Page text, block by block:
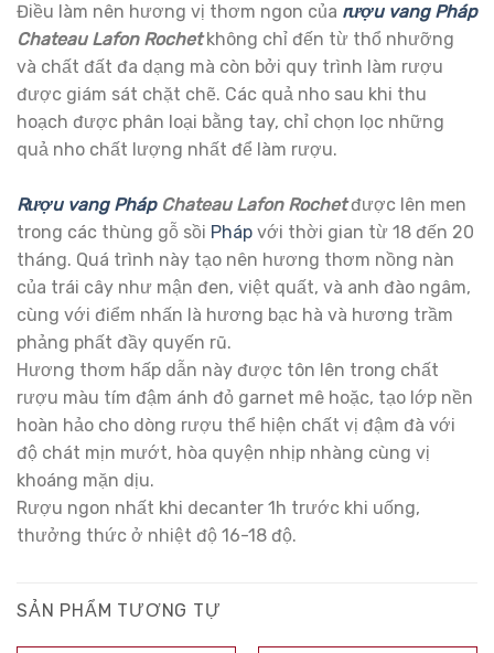
Điều làm nên hương vị thơm ngon của rượu vang Pháp
Chateau Lafon Rochetkhông chỉ đến từ thổ nhưỡng
và chất đất đa dạng mà còn bởi quy trình làm rượu
được giám sát chặt chẽ. Các quả nho sau khi thu
hoạch được phân loại bằng tay, chỉ chọn lọc những
quả nho chất lượng nhất để làm rượu.
Rượu vang PhápChateau Lafon Rochetđược lên men
trong các thùng gỗ sồi Pháp với thời gian từ 18 đến 20
tháng. Quá trình này tạo nên hương thơm nồng nàn
của trái cây như mận đen, việt quất, và anh đào ngâm,
cùng với điểm nhấn là hương bạc hà và hương trầm
phảng phất đầy quyến rũ.
Hương thơm hấp dẫn này được tôn lên trong chất
rượu màu tím đậm ánh đỏ garnet mê hoặc, tạo lớp nền
hoàn hảo cho dòng rượu thể hiện chất vị đậm đà với
độ chát mịn mướt, hòa quyện nhịp nhàng cùng vị
khoáng mặn dịu.
Rượu ngon nhất khi decanter 1h trước khi uống,
thưởng thức ở nhiệt độ 16-18 độ.
SẢN PHẨM TƯƠNG TỰ